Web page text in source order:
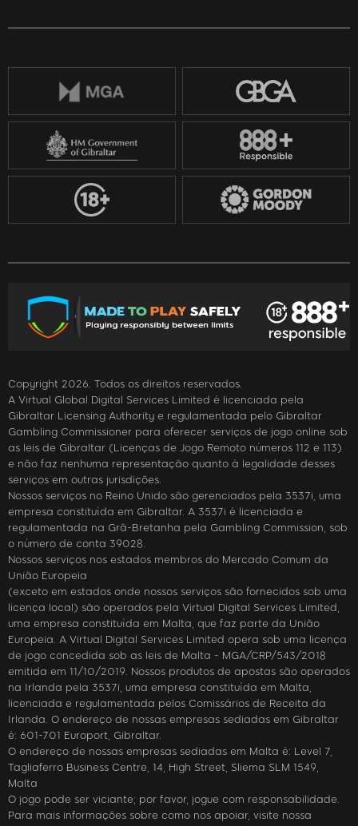
Copyright 2026. Todos os direitos reservados.
A Virtual Global Digital Services Limited é licenciada pela
Gibraltar Licensing Authority e regulamentada pelo Gibraltar
Gambling Commissioner para oferecer serviços de jogo online sob
as leis de Gibraltar (Licenças de Jogo Remoto números 112 e 113)
e não faz nenhuma representação quanto à legalidade desses
serviços em outras jurisdições.
Nossos serviços no Reino Unido são gerenciados pela 3537i, uma
empresa constituída em Gibraltar. A 3537i é licenciada e
regulamentada na Grã-Bretanha pela Gambling Commission, sob
o número de conta 39028.
Nossos serviços nos estados membros do Mercado Comum da
União Europeia
(exceto em estados onde nossos serviços são fornecidos sob uma
licença local) são operados pela Virtual Digital Services Limited,
uma empresa constituída em Malta, que faz parte da União
Europeia. A Virtual Digital Services Limited opera sob uma licença
de jogo concedida sob as leis de Malta - MGA/CRP/543/2018
emitida em 11/10/2019. Nossos produtos de apostas são operados
na Irlanda pela 3537i, uma empresa constituída em Malta,
licenciada e regulamentada pelos Comissários de Receita da
Irlanda. O endereço de nossas empresas sediadas em Gibraltar
é: 601-701 Europort, Gibraltar.
O endereço de nossas empresas sediadas em Malta é: Level 7,
Tagliaferro Business Centre, 14, High Street, Sliema SLM 1549,
Malta
O jogo pode ser viciante; por favor, jogue com responsabilidade.
Para mais informações sobre como nos apoiar, visite nossa